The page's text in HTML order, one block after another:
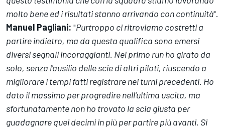
molto bene ed i risultati stanno arrivando con continuità".
Manuel Pagliani: "Purtroppo ci ritroviamo costretti a
partire indietro, ma da questa qualifica sono emersi
diversi segnali incoraggianti. Nel primo run ho girato da
solo, senza l'ausilio delle scie di altri piloti, riuscendo a
migliorare i tempi fatti registrare nei turni precedenti. Ho
dato il massimo per progredire nell'ultima uscita, ma
sfortunatamente non ho trovato la scia giusta per
guadagnare quei decimi in più per partire più avanti. Si